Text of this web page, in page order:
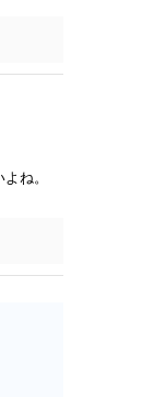
ね。